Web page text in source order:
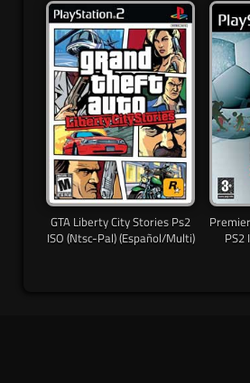
GTA Liberty City Stories Ps2
ISO (Ntsc-Pal) (Español/Multi)
PS2